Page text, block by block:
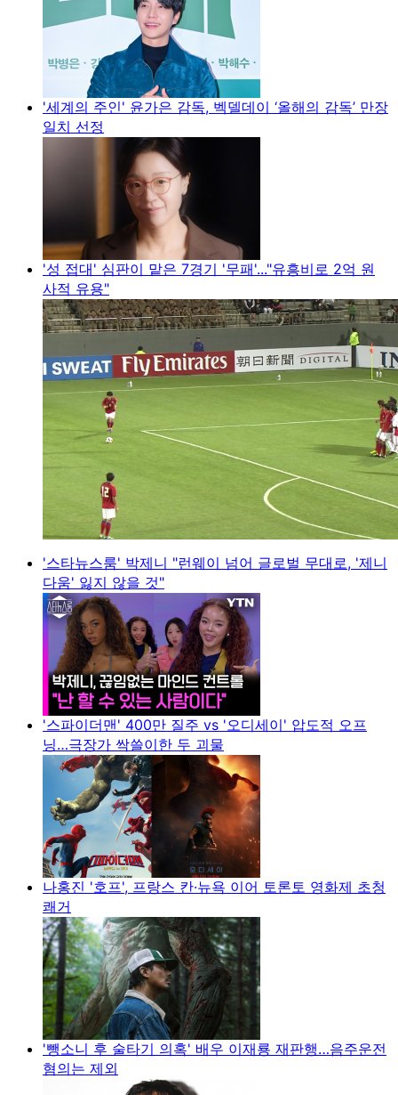
'세계의 주인' 윤가은 감독, 벡델데이 ‘올해의 감독’ 만장
일치 선정
'성 접대' 심판이 맡은 7경기 '무패'..."유흥비로 2억 원
사적 유용"
'스타뉴스룸' 박제니 "런웨이 넘어 글로벌 무대로, '제니
다움' 잃지 않을 것"
'스파이더맨' 400만 질주 vs '오디세이' 압도적 오프
닝…극장가 싹쓸이한 두 괴물
나홍진 '호프', 프랑스 칸·뉴욕 이어 토론토 영화제 초청
쾌거
'뺑소니 후 술타기 의혹' 배우 이재룡 재판행…음주운전
혐의는 제외